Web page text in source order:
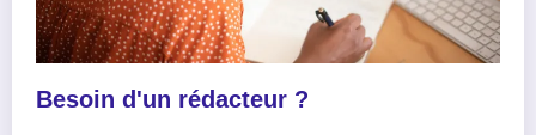
Besoin d'un rédacteur ?